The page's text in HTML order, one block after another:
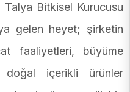
Bitkisel Kurucusu
gelen heyet; şirketin
faaliyetleri, büyüme
doğal içerikli ürünler